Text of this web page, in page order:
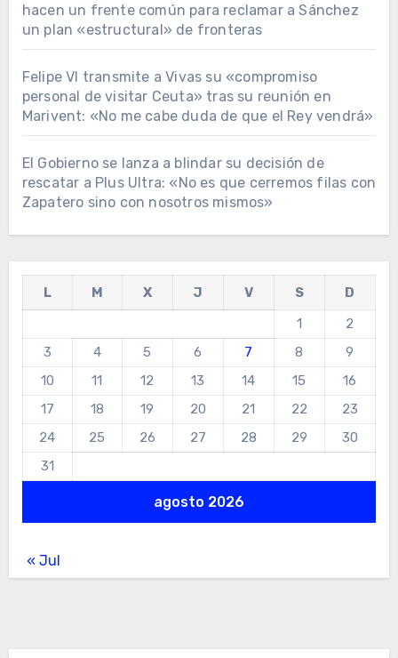
hacen un frente común para reclamar a Sánchez
un plan «estructural» de fronteras
Felipe VI transmite a Vivas su «compromiso
personal de visitar Ceuta» tras su reunión en
Marivent: «No me cabe duda de que el Rey vendrá»
El Gobierno se lanza a blindar su decisión de
rescatar a Plus Ultra: «No es que cerremos filas con
Zapatero sino con nosotros mismos»
agosto 2026
L M X J V S
D
1
2
3
4 5 6 7 8
9
10
11 12 13 14 15
16
17
18 19 20 21 22
23
24
25 26 27 28 29
30
31
« Jul